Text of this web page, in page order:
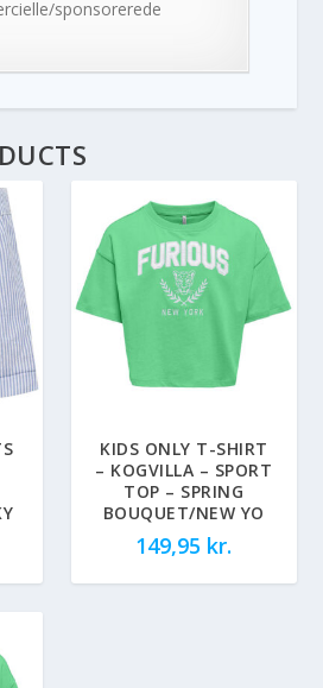
sponsorerede
KIDS ONLY T-SHIRT
– KOGVILLA – SPORT
TOP – SPRING
BOUQUET/NEW YO
149,95 kr.